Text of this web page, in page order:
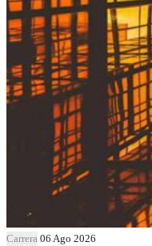
Carrera 06 Ago 2026